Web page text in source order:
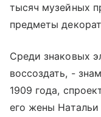
тысяч музейных
предметы
Среди знаковых
воссоздать, -
1909 года,
его жены